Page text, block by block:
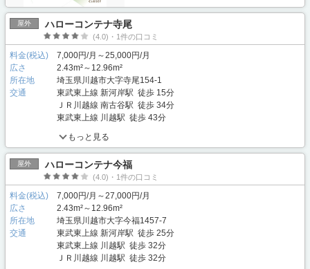
屋外 ハローコンテナ寺尾
(4.0)・1件の口コミ
料金(税込)
7,000円/月～25,000円/月
広さ
2.43m²～12.96m²
所在地
埼玉県川越市大字寺尾154-1
交通
東武東上線 新河岸駅 徒歩 15分
ＪＲ川越線 南古谷駅 徒歩 34分
東武東上線 川越駅 徒歩 43分
もっと見る
屋外 ハローコンテナ今福
(4.0)・1件の口コミ
料金(税込)
7,000円/月～27,000円/月
広さ
2.43m²～12.96m²
所在地
埼玉県川越市大字今福1457-7
交通
東武東上線 新河岸駅 徒歩 25分
東武東上線 川越駅 徒歩 32分
ＪＲ川越線 川越駅 徒歩 32分